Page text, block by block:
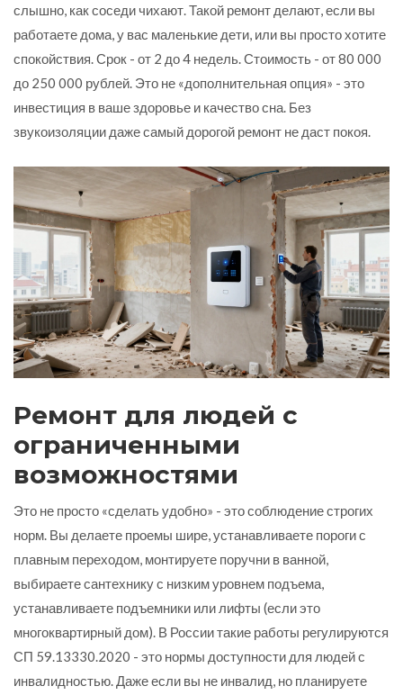
слышно, как соседи чихают. Такой ремонт делают, если вы
работаете дома, у вас маленькие дети, или вы просто хотите
спокойствия. Срок - от 2 до 4 недель. Стоимость - от 80 000
до 250 000 рублей. Это не «дополнительная опция» - это
инвестиция в ваше здоровье и качество сна. Без
звукоизоляции даже самый дорогой ремонт не даст покоя.
Ремонт для людей с
ограниченными
возможностями
Это не просто «сделать удобно» - это соблюдение строгих
норм. Вы делаете проемы шире, устанавливаете пороги с
плавным переходом, монтируете поручни в ванной,
выбираете сантехнику с низким уровнем подъема,
устанавливаете подъемники или лифты (если это
многоквартирный дом). В России такие работы регулируются
СП 59.13330.2020 - это нормы доступности для людей с
инвалидностью. Даже если вы не инвалид, но планируете